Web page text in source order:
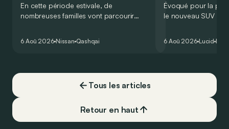
En cette période estivale, de
nombreuses familles vont parcourir
Qashqai e-Power, il serait possible de
6 Aoû 2026 Nissan Qashqai
Évoqué pour la
le nouveau SUV
l’année 2026.
6 Aoû 2026 Lucid
Tous les articles
Retour en haut